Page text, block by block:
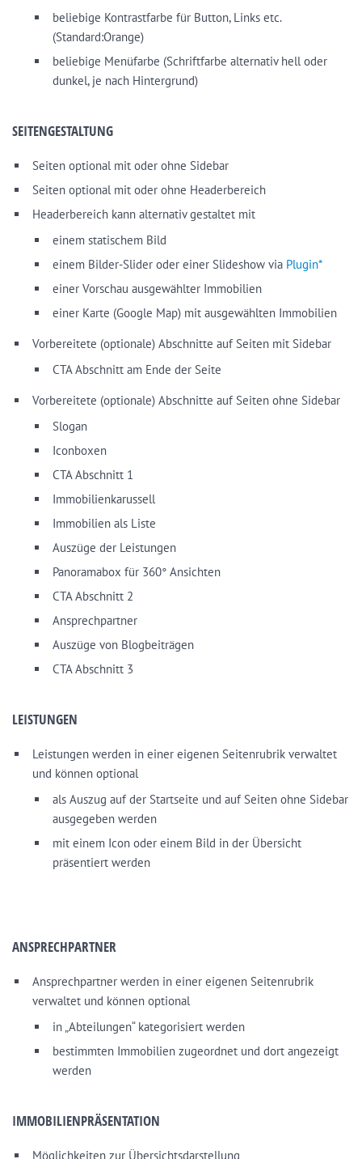
beliebige Kontrastfarbe für Button, Links etc.
(Standard:Orange)
beliebige Menüfarbe (Schriftfarbe alternativ hell oder
dunkel, je nach Hintergrund)
SEITENGESTALTUNG
Seiten optional mit oder ohne Sidebar
Seiten optional mit oder ohne Headerbereich
Headerbereich kann alternativ gestaltet mit
einem statischem Bild
einem Bilder-Slider oder einer Slideshow via Plugin*
einer Vorschau ausgewählter Immobilien
einer Karte (Google Map) mit ausgewählten Immobilien
Vorbereitete (optionale) Abschnitte auf Seiten mit Sidebar
CTA Abschnitt am Ende der Seite
Vorbereitete (optionale) Abschnitte auf Seiten ohne Sidebar
Slogan
Iconboxen
CTA Abschnitt 1
Immobilienkarussell
Immobilien als Liste
Auszüge der Leistungen
Panoramabox für 360° Ansichten
CTA Abschnitt 2
Ansprechpartner
Auszüge von Blogbeiträgen
CTA Abschnitt 3
LEISTUNGEN
Leistungen werden in einer eigenen Seitenrubrik verwaltet
und können optional
als Auszug auf der Startseite und auf Seiten ohne Sidebar
ausgegeben werden
mit einem Icon oder einem Bild in der Übersicht
präsentiert werden
ANSPRECHPARTNER
Ansprechpartner werden in einer eigenen Seitenrubrik
verwaltet und können optional
in „Abteilungen“ kategorisiert werden
bestimmten Immobilien zugeordnet und dort angezeigt
werden
IMMOBILIENPRÄSENTATION
Möglichkeiten zur Übersichtsdarstellung